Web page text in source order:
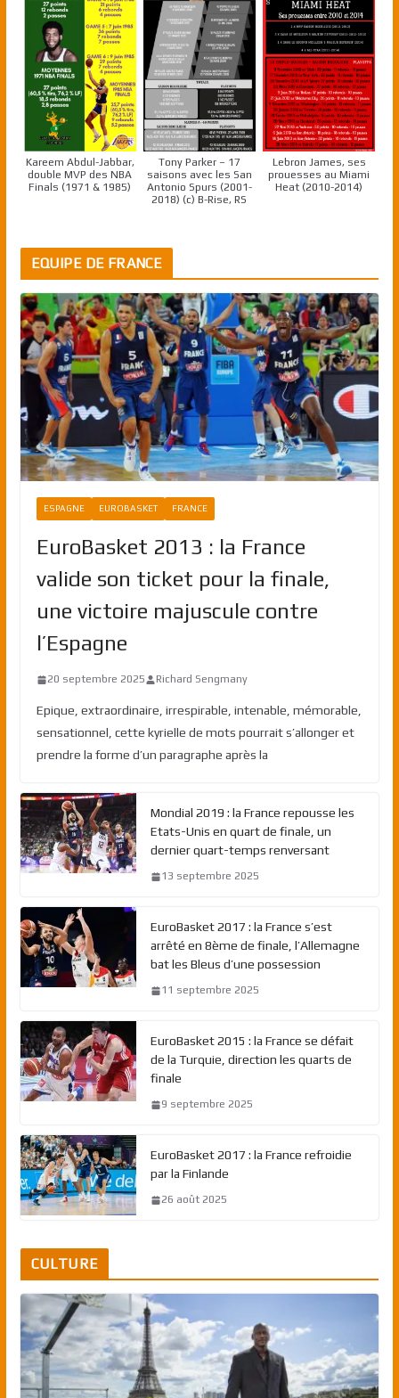
Kareem Abdul-Jabbar,
double MVP des NBA
Finals (1971 & 1985)
Tony Parker – 17
saisons avec les San
Antonio Spurs (2001-
2018) (c) B-Rise, RS
Lebron James, ses
prouesses au Miami
Heat (2010-2014)
EQUIPE DE FRANCE
ESPAGNE EUROBASKET FRANCE
EuroBasket 2013 : la France
valide son ticket pour la finale,
une victoire majuscule contre
l’Espagne
20 septembre 2025 Richard Sengmany
Epique, extraordinaire, irrespirable, intenable, mémorable,
sensationnel, cette kyrielle de mots pourrait s’allonger et
prendre la forme d’un paragraphe après la
Mondial 2019 : la France repousse les
Etats-Unis en quart de finale, un
dernier quart-temps renversant
13 septembre 2025
EuroBasket 2017 : la France s’est
arrêté en 8ème de finale, l’Allemagne
bat les Bleus d’une possession
11 septembre 2025
EuroBasket 2015 : la France se défait
de la Turquie, direction les quarts de
finale
9 septembre 2025
EuroBasket 2017 : la France refroidie
par la Finlande
26 août 2025
CULTURE